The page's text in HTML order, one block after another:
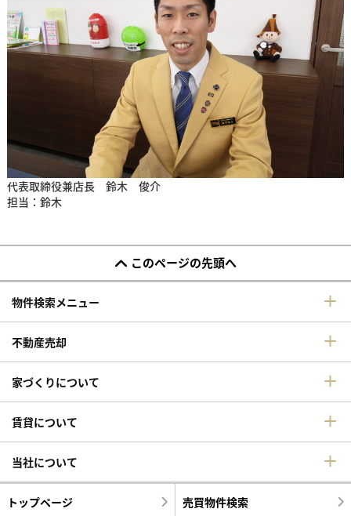
代表取締役兼店長 鈴木 俊介
担当：鈴木
このページの先頭へ
物件検索メニュー
不動産売却
家づくりについて
賃貸について
当社について
トップページ 売買物件検索